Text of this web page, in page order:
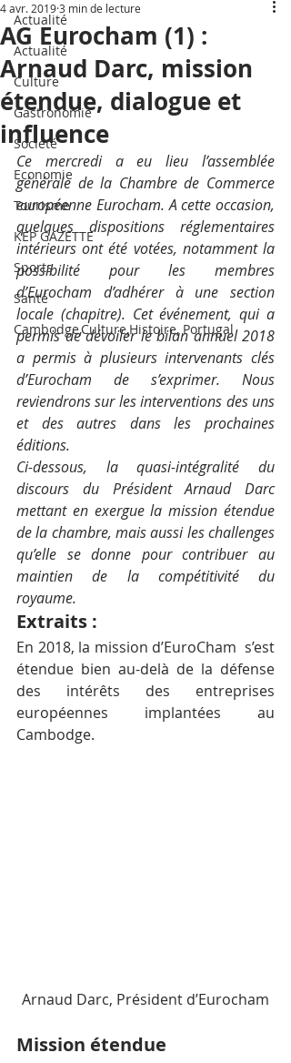
Actualité
Actualité
Culture
Gastronomie
Société
Economie
Tourisme
KEP GAZETTE
Sports
Santé
Cambodge,Culture,Histoire, Portugal
AG Eurocham (1) :
Arnaud Darc, mission
étendue, dialogue et
influence
4 avr. 20193 min de lecture
Ce mercredi a eu lieu l’assemblée
générale de la Chambre de Commerce
européenne Eurocham. A cette occasion,
quelques dispositions réglementaires
intérieurs ont été votées, notamment la
possibilité pour les membres
d’Eurocham d’adhérer à une section
locale (chapitre). Cet événement, qui a
permis de dévoiler le bilan annuel 2018
a permis à plusieurs intervenants clés
d’Eurocham de s’exprimer. Nous
reviendrons sur les interventions des uns
et des autres dans les prochaines
éditions.
Ci-dessous, la quasi-intégralité du
discours du Président Arnaud Darc
mettant en exergue la mission étendue
de la chambre, mais aussi les challenges
qu’elle se donne pour contribuer au
maintien de la compétitivité du
royaume.
Extraits :
En 2018, la mission d’EuroCham  s’est
étendue bien au-delà de la défense
des intérêts des entreprises
européennes implantées au
Cambodge.
Arnaud Darc, Président d’Eurocham
Mission étendue